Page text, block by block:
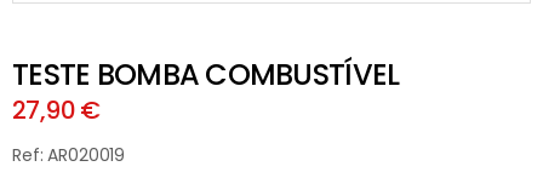
TESTE BOMBA COMBUSTÍVEL
27,90 €
Ref: AR020019